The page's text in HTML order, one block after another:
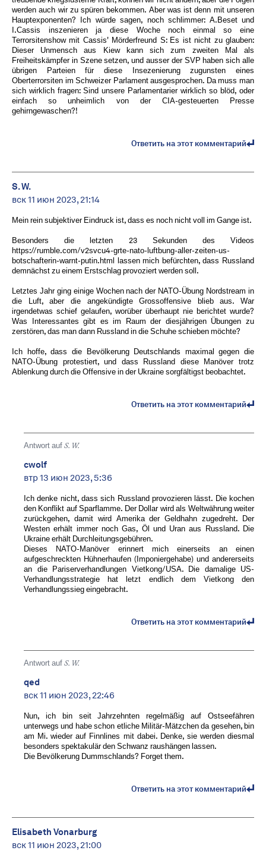
werden auch wir zu spüren bekommen. Aber was ist denn mit unseren
Hauptexponenten? Ich würde sagen, noch schlimmer: A.Beset und
I.Cassis inszenieren ja diese Woche noch einmal so eine
Terrorsitenshow mit Cassis' Mörderfreund S: Es ist nicht zu glauben:
Dieser Unmensch aus Kiew kann sich zum zweiten Mal als
Freiheitskämpfer in Szene setzen, und ausser der SVP haben sich alle
übrigen Parteien für diese Insezenierung zugunsten eines
Oberterrorsiten im Schweizer Parlament ausgesprochen. Da muss man
sich wirklich fragen: Sind unsere Parlamentarier wirklich so blöd, oder
einfach so unheimlich von der CIA-gesteuerten Presse
gehirngewaschen?!
Ответить на этот комментарий
S. W.
вск 11 июн 2023, 21:14
Mein rein subjektiver Eindruck ist, dass es noch nicht voll im Gange ist.
Besonders die letzten 23 Sekunden des Videos
https://rumble.com/v2svcu4-grte-nato-luftbung-aller-zeiten-us-
botschafterin-warnt-putin.html lassen mich befürchten, dass Russland
demnächst zu einem Erstschlag provoziert werden soll.
Letztes Jahr ging einige Wochen nach der NATO-Übung Nordstream in
die Luft, aber die angekündigte Grossoffensive blieb aus. War
irgendetwas schief gelaufen, worüber überhaupt nie berichtet wurde?
Was Interessantes gibt es im Raum der diesjährigen Übungen zu
zerstören, das man dann Russland in die Schuhe schieben möchte?
Ich hoffe, dass die Bevölkerung Deutschlands maximal gegen die
NATO-Übung protestiert, und dass Russland diese Manöver trotz
Ablenkung durch die Offensive in der Ukraine sorgfältigst beobachtet.
Ответить на этот комментарий
Antwort auf S. W.
cwolf
втр 13 июн 2023, 5:36
Ich denke nicht, dass sich Russland provozieren lässt. Die kochen
den Konflikt auf Sparflamme. Der Dollar wird als Weltwährung weiter
zurückgehen, damit wird Amerika der Geldhahn zugedreht. Der
Westen erhält immer noch Gas, Öl und Uran aus Russland. Die
Ukraine erhält Durchleitungsgebühren.
Dieses NATO-Manöver erinnert mich einerseits an einen
aufgeschreckten Hühnerhaufen (Imponiergehabe) und andererseits
an die Pariserverhandlungen Vietkong/USA. Die damalige US-
Verhandlungsstrategie hat letzt endlich dem Vietkong den
Verhandlungssieg eingebracht.
Ответить на этот комментарий
Antwort auf S. W.
qed
вск 11 июн 2023, 22:46
Nun, ich bin seit Jahrzehnten regelmäßig auf Ostseefähren
unterwegs und habe schon etliche Militär-Mätzchen da gesehen, bin
am Mi. wieder auf Finnlines mit dabei. Denke, sie werden diesmal
besonders spektakulär den Schwanz raushängen lassen.
Die Bevölkerung Dummschlands? Forget them.
Ответить на этот комментарий
Elisabeth Vonarburg
вск 11 июн 2023, 21:00